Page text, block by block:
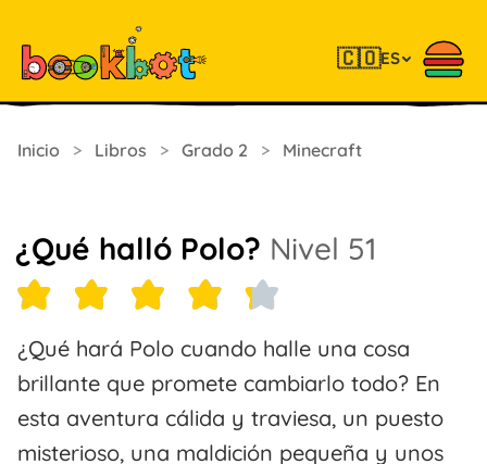
🇨🇴ES
Inicio > Libros > Grado 2 > Minecraft
¿Qué halló Polo? Nivel 51
¿Qué hará Polo cuando halle una cosa
brillante que promete cambiarlo todo? En
esta aventura cálida y traviesa, un puesto
misterioso, una maldición pequeña y unos